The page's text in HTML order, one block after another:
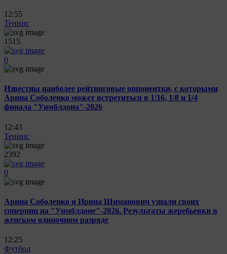
12:55
Теннис
1515
0
Известны наиболее рейтинговые оппонентки, с которыми
Арина Соболенко может встретиться в 1/16, 1/8 и 1/4
финала "Уимблдона"-2026
12:43
Теннис
2392
0
Арина Соболенко и Ирина Шиманович узнали своих
соперниц на "Уимблдоне"-2026. Результаты жеребьевки в
женском одиночном разряде
12:25
Футбол